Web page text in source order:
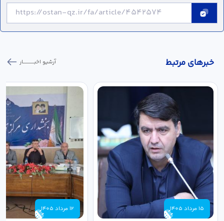
خبر‌های مرتبط آرشیو اخبـــــــــــار
15 مرداد 1405 12 مرداد 1405